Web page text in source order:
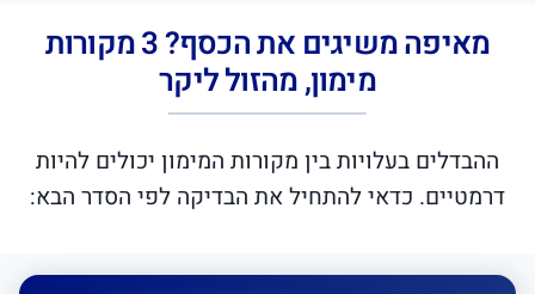
מאיפה משיגים את הכסף? 3 מקורות
מימון, מהזול ליקר
ההבדלים בעלויות בין מקורות המימון יכולים להיות
דרמטיים. כדאי להתחיל את הבדיקה לפי הסדר הבא: